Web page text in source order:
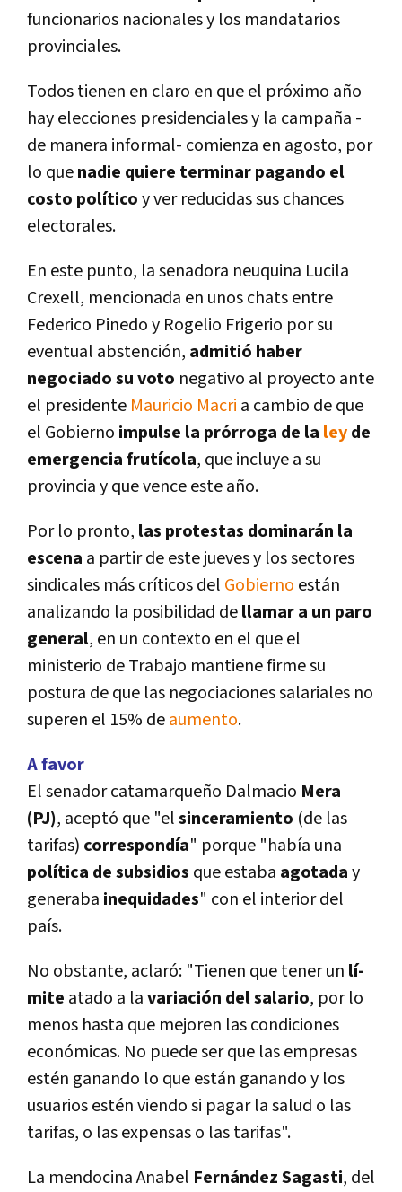
funcionarios nacionales y los mandatarios
provinciales.
Todos tienen en claro en que el próximo año
hay elecciones presidenciales y la campaña -
de manera informal- comienza en agosto, por
lo quenadie quiere terminar pagando el
costo polí­ticoy ver reducidas sus chances
electorales.
En este punto, la senadora neuquina Lucila
Crexell, mencionada en unos chats entre
Federico Pinedo y Rogelio Frigerio por su
eventual abstención, admitió haber
negociado su voto negativo al proyecto ante
el presidente Mauricio Macri a cambio de que
el Gobierno impulse la prórroga de la leyde
emergencia frutí­cola, que incluye a su
provincia y que vence este año.
Por lo pronto, las protestas dominarán la
escena a partir de este jueves y los sectores
sindicales más crí­ticos del Gobierno están
analizando la posibilidad dellamar a un paro
general, en un contexto en el que el
ministerio de Trabajo mantiene firme su
postura de que las negociaciones salariales no
superen el 15% deaumento.
A favor
El senador catamarqueño Dalmacio Mera
(PJ), aceptó que "elsinceramiento (de las
tarifas) correspondí­a" porque "habí­a una
polí­tica de subsidios que estaba agotaday
generaba inequidades" con el interior del
paí­s.
No obstante, aclaró: "Tienen que tener un lí­
mite atado a lavariación del salario, por lo
menos hasta que mejoren las condiciones
económicas. No puede ser que las empresas
estén ganando lo que están ganando y los
usuarios estén viendo si pagar la salud o las
tarifas, o las expensas o las tarifas".
La mendocina Anabel Fernández Sagasti, del